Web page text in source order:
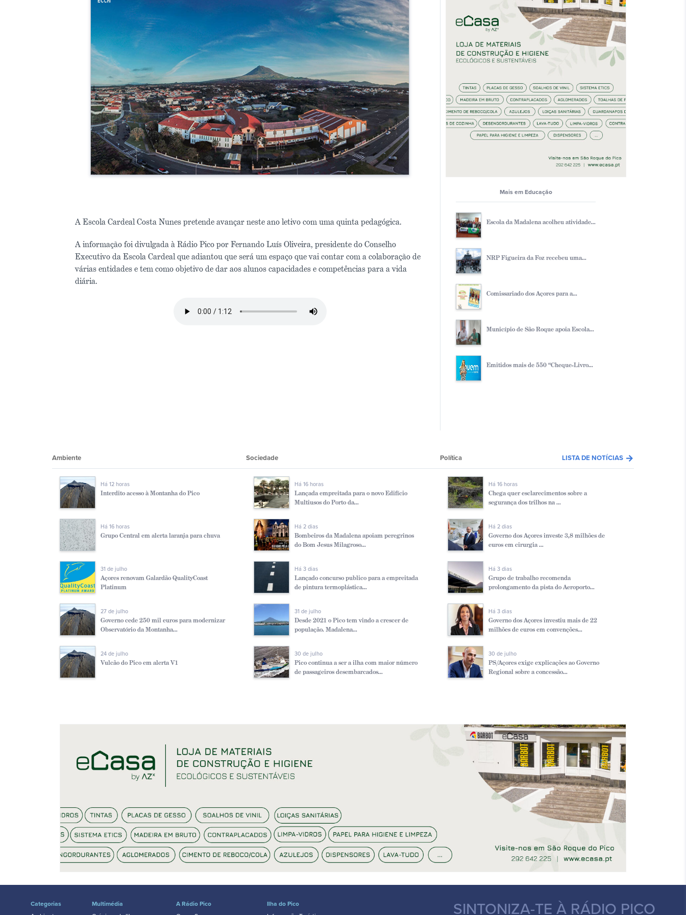
A Escola Cardeal Costa Nunes pretende avançar neste ano letivo com uma quinta pedagógica.
A informação foi divulgada à Rádio Pico por Fernando Luís Oliveira, presidente do Conselho
Executivo da Escola Cardeal que adiantou que será um espaço que vai contar com a colaboração de
várias entidades e tem como objetivo de dar aos alunos capacidades e competências para a vida
diária.
Mais em Educação
Escola da Madalena acolheu atividade...
NRP Figueira da Foz recebeu uma...
Comissariado dos Açores para a...
Município de São Roque apoia Escola...
Emitidos mais de 550 “Cheque-Livro...
Ambiente Sociedade Polí­tica LISTA DE NOTÍCIAS arrow_forward
Há 12 horas
Interdito acesso à Montanha do Pico
Há 16 horas
Grupo Central em alerta laranja para chuva
31 de julho
Açores renovam Galardão QualityCoast
Platinum
27 de julho
Governo cede 250 mil euros para modernizar
Observatório da Montanha...
24 de julho
Vulcão do Pico em alerta V1
Há 16 horas
Lançada empreitada para o novo Edifício
Multiusos do Porto da...
Há 2 dias
Bombeiros da Madalena apoiam peregrinos
do Bom Jesus Milagroso...
Há 3 dias
Lançado concurso publico para a empreitada
de pintura termoplástica...
31 de julho
Desde 2021 o Pico tem vindo a crescer de
população. Madalena...
30 de julho
Pico continua a ser a ilha com maior número
de passageiros desembarcados...
Há 16 horas
Chega quer esclarecimentos sobre a
segurança dos trilhos na ...
Há 2 dias
Governo dos Açores investe 3,8 milhões de
euros em cirurgia ...
Há 3 dias
Grupo de trabalho recomenda
prolongamento da pista do Aeroporto...
Há 3 dias
Governo dos Açores investiu mais de 22
milhões de euros em convenções...
30 de julho
PS/Açores exige explicações ao Governo
Regional sobre a concessão...
Categorias
Multimédia
A Rádio Pico
Ilha do Pico
SINTONIZA-TE À RÁDIO PICO